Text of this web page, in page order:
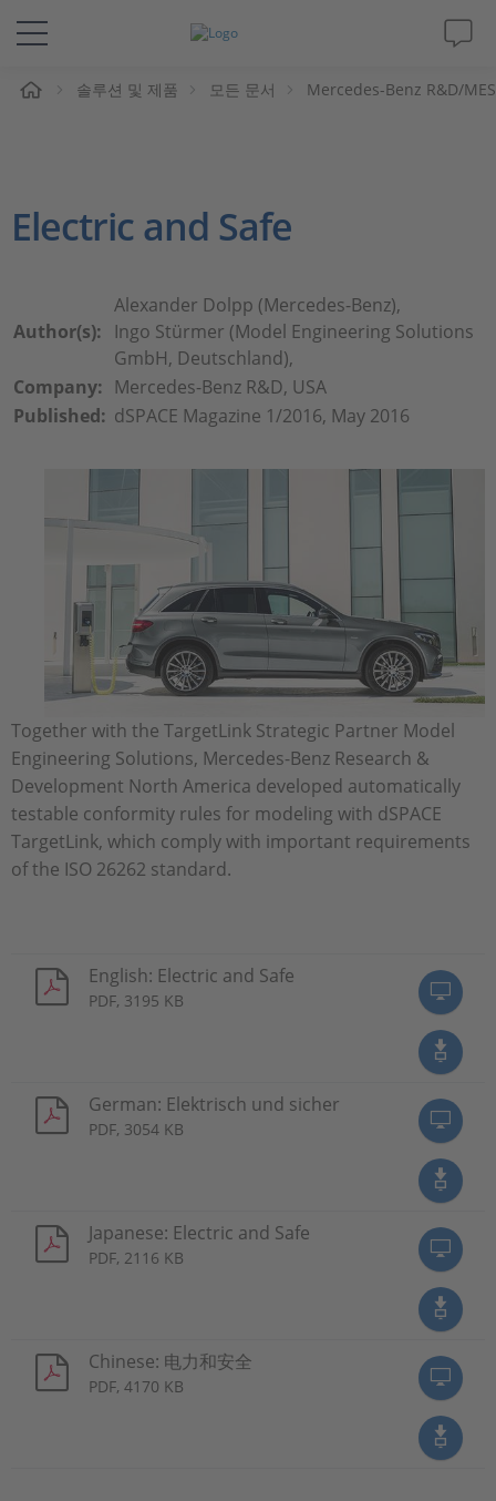
솔루션 및 제품
동영상
인재채용
솔루션 및 제품 모든 문서 Mercedes-Benz R&D/
Electric and Safe
Author(s):
Alexander Dolpp (Mercedes-Benz),
Ingo Stürmer (Model Engineering Solutions
GmbH, Deutschland),
Company: Mercedes-Benz R&D, USA
Published: dSPACE Magazine 1/2016, May 2016
Together with the TargetLink Strategic Partner Model
Engineering Solutions, Mercedes-Benz Research &
Development North America developed automatically
testable conformity rules for modeling with dSPACE
TargetLink, which comply with important requirements
of the ISO 26262 standard.
English: Electric and Safe
PDF, 3195 KB
German: Elektrisch und sicher
PDF, 3054 KB
Japanese: Electric and Safe
PDF, 2116 KB
Chinese: 电力和安全
PDF, 4170 KB